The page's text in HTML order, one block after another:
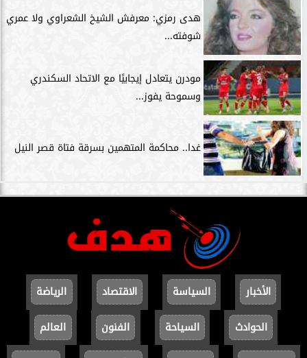
هدى رمزي: معرفش الشيخ الشعراوي ولا عمري
شوفته...
مودرن يتعادل إيجابيًا مع الاتحاد السكندري
وسموحة يفوز...
غدا.. محاكمة المتهمين بسرقة فتاة قصر النيل
الأخبار السياسة الاقتصاد
الرياضة
الحوادث
السياحة الفنون
العالم